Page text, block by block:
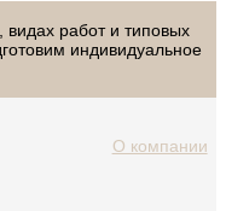
работ и типовых
индивидуальное
О компании